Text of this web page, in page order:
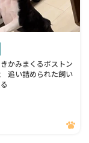
かみまくるボストン
追い詰められた飼い